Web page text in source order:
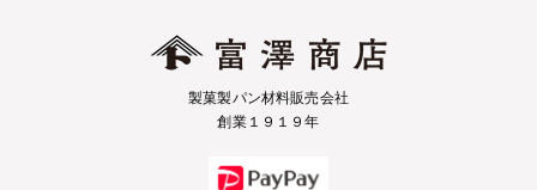
製菓製パン材料販売会社
創業１９１９年